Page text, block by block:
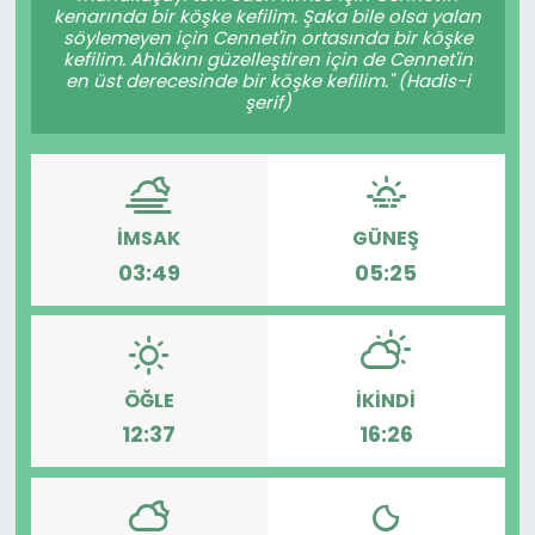
kenarında bir köşke kefilim. Şaka bile olsa yalan
söylemeyen için Cennet'in ortasında bir köşke
kefilim. Ahlâkını güzelleştiren için de Cennet'in
en üst derecesinde bir köşke kefilim." (Hadis-i
şerif)
İMSAK
03:49
GÜNEŞ
05:25
ÖĞLE
12:37
İKINDI
16:26